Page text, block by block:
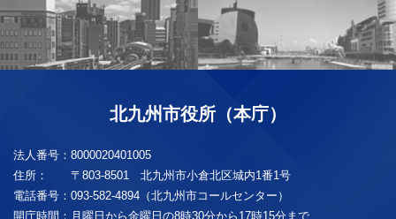
北九州市役所（本庁）
法人番号： 8000020401005
住所：
〒803-8501 北九州市小倉北区城内1番1号
電話番号： 093-582-4894（北九州市コールセンター）
開庁時間： 月曜日から金曜日の8時30分から17時15分まで